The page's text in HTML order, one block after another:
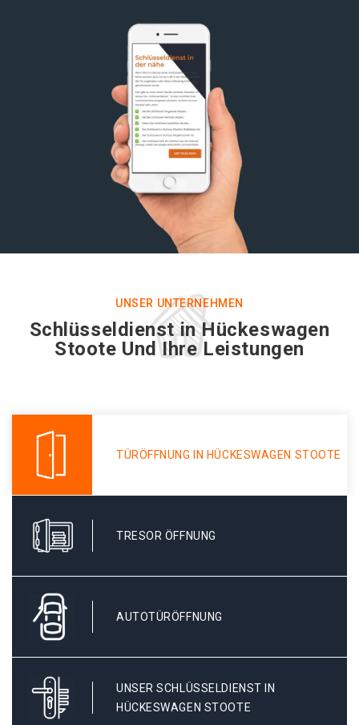
UNSER UNTERNEHMEN
Schlüsseldienst in Hückeswagen
Stoote Und Ihre Leistungen
TÜRÖFFNUNG IN HÜCKESWAGEN STOOTE
TRESOR ÖFFNUNG
AUTOTÜRÖFFNUNG
UNSER SCHLÜSSELDIENST IN
HÜCKESWAGEN STOOTE